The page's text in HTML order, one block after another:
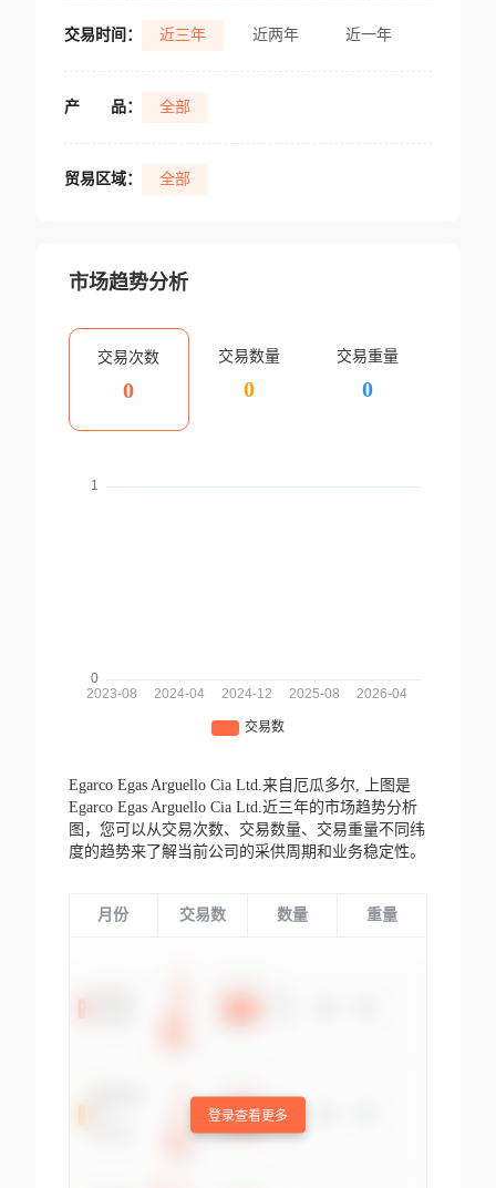
交易时间： 近三年 近两年 近一年
产 品： 全部
贸易区域： 全部
市场趋势分析
交易次数
0
交易数量
0
交易重量
0
Egarco Egas Arguello Cia Ltd.来自厄瓜多尔,
上图是
Egarco Egas Arguello Cia Ltd.近三年的市场趋势分析
图，您可以从交易次数、交易数量、交易重量不同纬
度的趋势来了解当前公司的采供周期和业务稳定性。
月份 交易数 数量 重量
登录查看更多